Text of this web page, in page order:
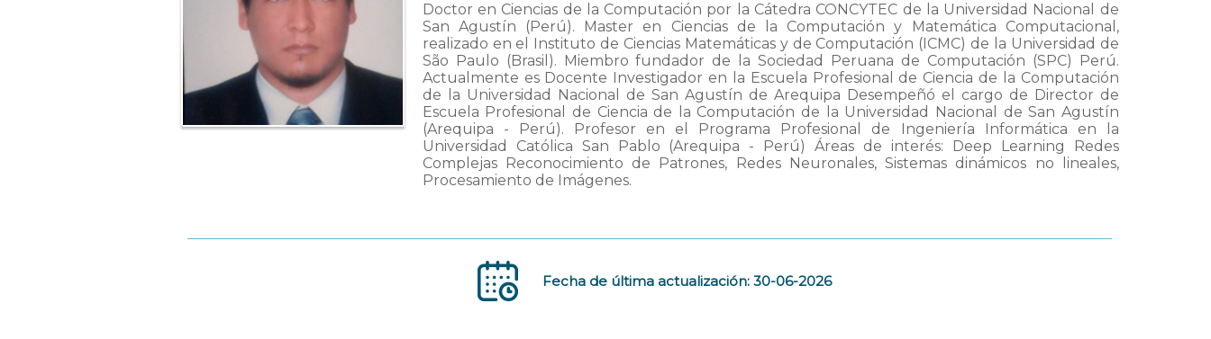
Doctor en Ciencias de la Computación por la Cátedra CONCYTEC de la Universidad Nacional de
San Agustín (Perú). Master en Ciencias de la Computación y Matemática Computacional,
realizado en el Instituto de Ciencias Matemáticas y de Computación (ICMC) de la Universidad de
São Paulo (Brasil). Miembro fundador de la Sociedad Peruana de Computación (SPC) Perú.
Actualmente es Docente Investigador en la Escuela Profesional de Ciencia de la Computación
de la Universidad Nacional de San Agustín de Arequipa Desempeñó el cargo de Director de
Escuela Profesional de Ciencia de la Computación de la Universidad Nacional de San Agustín
(Arequipa - Perú). Profesor en el Programa Profesional de Ingeniería Informática en la
Universidad Católica San Pablo (Arequipa - Perú) Áreas de interés: Deep Learning Redes
Complejas Reconocimiento de Patrones, Redes Neuronales, Sistemas dinámicos no lineales,
Procesamiento de Imágenes.
Fecha de última actualización: 30-06-2026